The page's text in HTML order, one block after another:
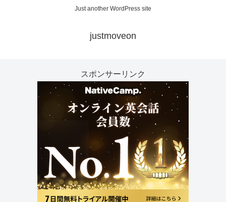
Just another WordPress site
justmoveon
スポンサーリンク